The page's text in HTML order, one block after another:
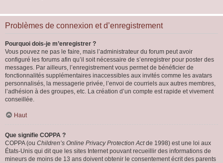
Problèmes de connexion et d’enregistrement
Pourquoi dois-je m’enregistrer ?
Vous pouvez ne pas le faire, mais l’administrateur du forum peut avoir
configuré les forums afin qu’il soit nécessaire de s’enregistrer pour poster des
messages. Par ailleurs, l’enregistrement vous permet de bénéficier de
fonctionnalités supplémentaires inaccessibles aux invités comme les avatars
personnalisés, la messagerie privée, l’envoi de courriels aux autres membres,
l’adhésion à des groupes, etc. La création d’un compte est rapide et vivement
conseillée.
Haut
Que signifie COPPA ?
COPPA (ou Children’s Online Privacy Protection Actde 1998) est une loi aux
États-Unis qui dit que les sites Internet pouvant recueillir des informations de
mineurs de moins de 13 ans doivent obtenir le consentement écrit des parents